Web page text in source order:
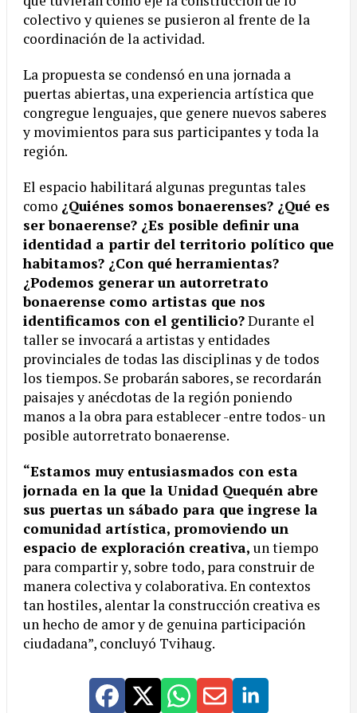
colectivo y quienes se pusieron al frente de la
coordinación de la actividad.
La propuesta se condensó en una jornada a
puertas abiertas, una experiencia artística que
congregue lenguajes, que genere nuevos saberes
y movimientos para sus participantes y toda la
región.
El espacio habilitará algunas preguntas tales
como ¿Quiénes somos bonaerenses? ¿Qué es
ser bonaerense? ¿Es posible definir una
identidad a partir del territorio político que
habitamos? ¿Con qué herramientas?
¿Podemos generar un autorretrato
bonaerense como artistas que nos
identificamos con el gentilicio?Durante el
taller se invocará a artistas y entidades
provinciales de todas las disciplinas y de todos
los tiempos. Se probarán sabores, se recordarán
paisajes y anécdotas de la región poniendo
manos a la obra para establecer -entre todos- un
posible autorretrato bonaerense.
“Estamos muy entusiasmados con esta
jornada en la que la Unidad Quequén abre
sus puertas un sábado para que ingrese la
comunidad artística, promoviendo un
espacio de exploración creativa, un tiempo
para compartir y, sobre todo, para construir de
manera colectiva y colaborativa. En contextos
tan hostiles, alentar la construcción creativa es
un hecho de amor y de genuina participación
ciudadana”, concluyó Tvihaug.